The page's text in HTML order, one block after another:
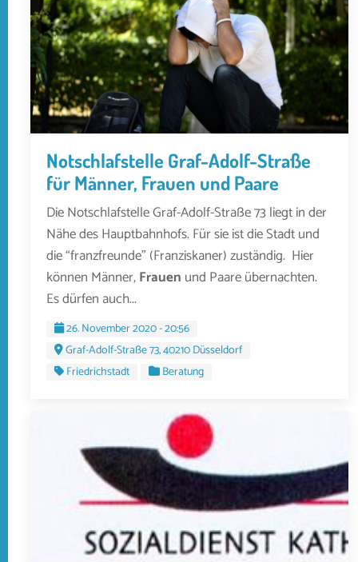
Notschlafstelle Graf-Adolf-Straße
für Männer, Frauen und Paare
Die Notschlafstelle Graf-Adolf-Straße 73 liegt in der
Nähe des Hauptbahnhofs. Für sie ist die Stadt und
die “franzfreunde” (Franziskaner) zuständig. Hier
können Männer,Frauen und Paare übernachten.
Es dürfen auch...
26. November 2020 - 20:56
Graf-Adolf-Straße 73, 40210 Düsseldorf
Friedrichstadt
Beratung